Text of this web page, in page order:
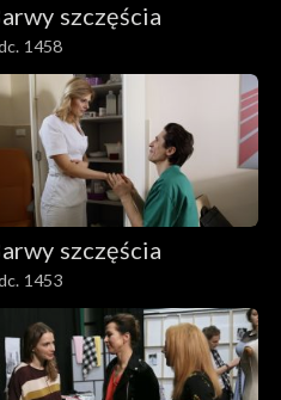
szczęścia
1458
szczęścia
1453